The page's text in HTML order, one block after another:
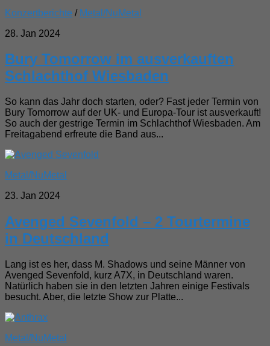
Konzertberichte / Metal/NuMetal
28. Jan 2024
Bury Tomorrow im ausverkauften
Schlachthof Wiesbaden
So kann das Jahr doch starten, oder? Fast jeder Termin von
Bury Tomorrow auf der UK- und Europa-Tour ist ausverkauft!
So auch der gestrige Termin im Schlachthof Wiesbaden. Am
Freitagabend erfreute die Band aus...
Metal/NuMetal
23. Jan 2024
Avenged Sevenfold – 2 Tourtermine
in Deutschland
Lang ist es her, dass M. Shadows und seine Männer von
Avenged Sevenfold, kurz A7X, in Deutschland waren.
Natürlich haben sie in den letzten Jahren einige Festivals
besucht. Aber, die letzte Show zur Platte...
Metal/NuMetal